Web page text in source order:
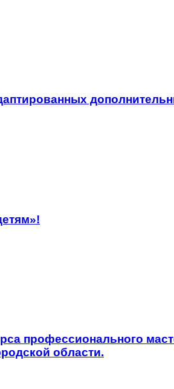
профессионального
области.